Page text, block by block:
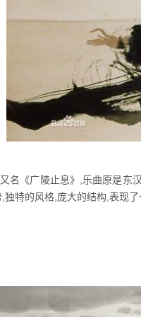
名《广陵止息》,乐曲原是东
独特的风格,庞大的结构,表现